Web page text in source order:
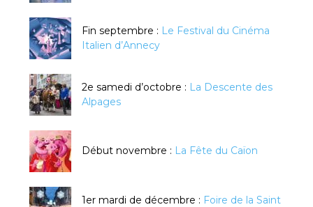
Fin septembre : Le Festival du Cinéma
Italien d’Annecy
2e samedi d’octobre : La Descente des
Alpages
Début novembre : La Fête du Caïon
1er mardi de décembre : Foire de la Saint